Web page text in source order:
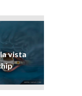
vista